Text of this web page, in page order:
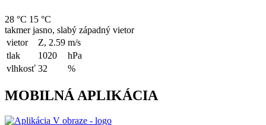
28 °C 15 °C
takmer jasno, slabý západný vietor
vietor
Z, 2.59 m/s
tlak
1020
hPa
vlhkosť 32 %
MOBILNÁ APLIKÁCIA